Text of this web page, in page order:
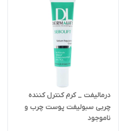
درمالیفت _ کرم کنترل کننده
چربی سبولیفت پوست چرب و
جوشدار
ناموجود